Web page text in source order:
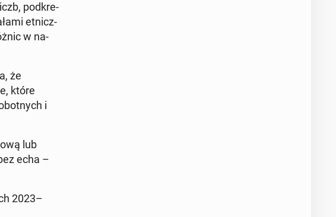
pod­kre­
et­nicz­
w na­
że
które
i
lub
echa –
2023–